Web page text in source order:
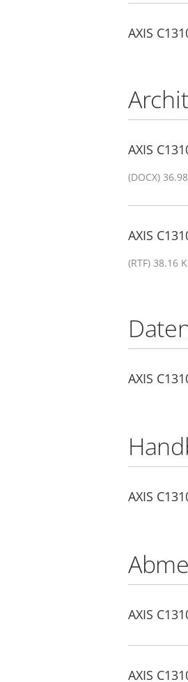
AXIS
AXIS
(DOCX)
AXIS
(RTF) 38.16
AXIS
AXIS
AXIS
AXIS